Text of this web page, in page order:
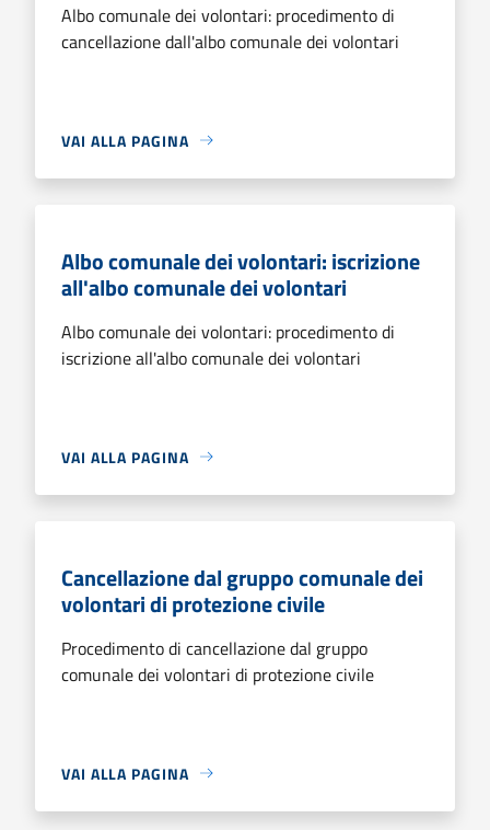
Albo comunale dei volontari: procedimento di
cancellazione dall'albo comunale dei volontari
VAI ALLA PAGINA
Albo comunale dei volontari: iscrizione
all'albo comunale dei volontari
Albo comunale dei volontari: procedimento di
iscrizione all'albo comunale dei volontari
VAI ALLA PAGINA
Cancellazione dal gruppo comunale dei
volontari di protezione civile
Procedimento di cancellazione dal gruppo
comunale dei volontari di protezione civile
VAI ALLA PAGINA